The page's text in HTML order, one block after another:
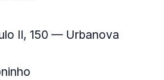
II, 150 — Urbanova